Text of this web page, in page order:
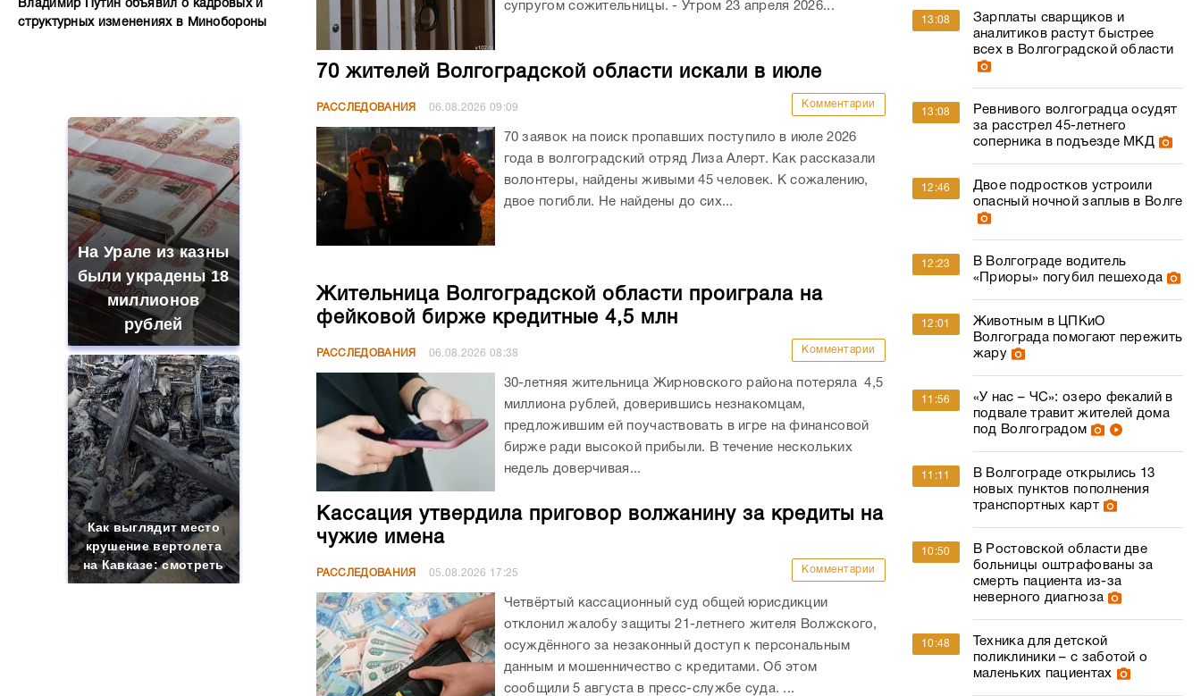
Владимир Путин объявил о кадровых и
структурных изменениях в Минобороны
На Урале из казны
были украдены 18
миллионов
рублей
Как выглядит место
крушение вертолета
на Кавказе: смотреть
супругом сожительницы. - Утром 23 апреля 2026...
70 жителей Волгоградской области искали в июле
РАССЛЕДОВАНИЯ 06.08.202609:09 Комментарии
70 заявок на поиск пропавших поступило в июле 2026
года в волгоградский отряд Лиза Алерт. Как рассказали
волонтеры, найдены живыми 45 человек. К сожалению,
двое погибли. Не найдены до сих...
Жительница Волгоградской области проиграла на
фейковой бирже кредитные 4,5 млн
РАССЛЕДОВАНИЯ 06.08.202608:38 Комментарии
30-летняя жительница Жирновского района потеряла 4,5
миллиона рублей, доверившись незнакомцам,
предложившим ей поучаствовать в игре на финансовой
бирже ради высокой прибыли. В течение нескольких
недель доверчивая...
Кассация утвердила приговор волжанину за кредиты на
чужие имена
РАССЛЕДОВАНИЯ 05.08.2026 17:25 Комментарии
Четвёртый кассационный суд общей юрисдикции
отклонил жалобу защиты 21-летнего жителя Волжского,
осуждённого за незаконный доступ к персональным
данным и мошенничество с кредитами. Об этом
сообщили 5 августа в пресс-службе суда. ...
13:08
Зарплаты сварщиков и
аналитиков растут быстрее
всех в Волгоградской области
13:08
Ревнивого волгоградца осудят
за расстрел 45-летнего
соперника в подъезде МКД
12:46
Двое подростков устроили
опасный ночной заплыв в Волге
12:23
В Волгограде водитель
«Приоры» погубил пешехода
12:01
Животным в ЦПКиО
Волгограда помогают пережить
жару
11:56
«У нас – ЧС»: озеро фекалий в
подвале травит жителей дома
под Волгоградом
11:11
В Волгограде открылись 13
новых пунктов пополнения
транспортных карт
10:50
В Ростовской области две
больницы оштрафованы за
смерть пациента из-за
неверного диагноза
10:48
Техника для детской
поликлиники – с заботой о
маленьких пациентах